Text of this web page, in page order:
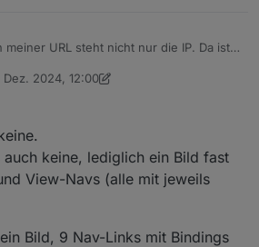
meiner URL steht nicht nur die IP. Da ist
oder Grafena Diagramme
pro View?
Dez. 2024, 12:00
von MarcIO12. März 2024, 13:01
auch keine, lediglich ein Bild fast
View-Navs (alle mit jeweils
Bild, 9 Nav-Links mit Bindings